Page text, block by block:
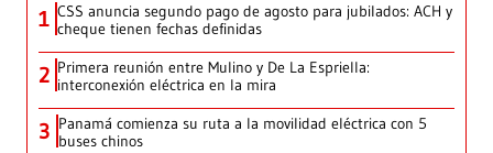
1 CSS anuncia segundo pago de agosto para jubilados: ACH y
cheque tienen fechas definidas
2 Primera reunión entre Mulino y De La Espriella:
interconexión eléctrica en la mira
3 Panamá comienza su ruta a la movilidad eléctrica con 5
buses chinos